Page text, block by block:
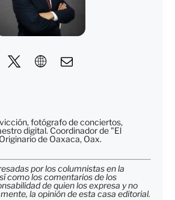
fotógrafo de conciertos,
digital. Coordinador de "El
de Oaxaca, Oax.
por los columnistas en la
como los comentarios de los
de quien los expresa y no
la opinión de esta casa editorial.